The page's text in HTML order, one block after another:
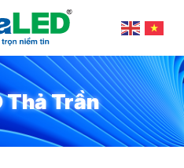
Thả Trần